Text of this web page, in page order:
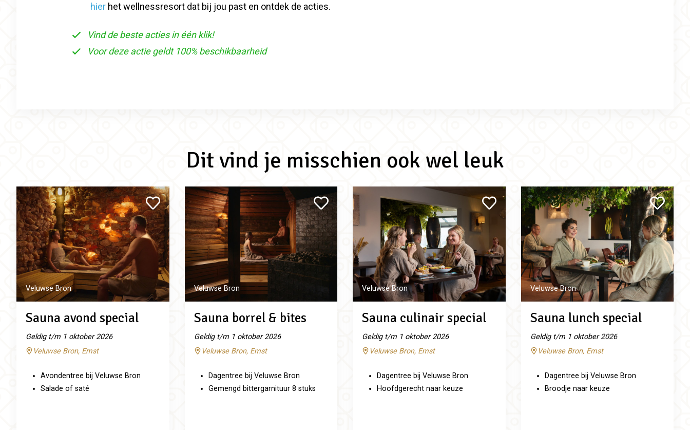
hier het wellnessresort dat bij jou past en ontdek de acties.
Vind de beste acties in één klik!
Voor deze actie geldt 100% beschikbaarheid
Dit vind je misschien ook wel leuk
Veluwse Bron
Sauna avond special
Geldig t/m 1 oktober 2026
Veluwse Bron, Emst
Avondentree bij Veluwse Bron
Salade of saté
Veluwse Bron
Sauna borrel & bites
Geldig t/m 1 oktober 2026
Veluwse Bron, Emst
Dagentree bij Veluwse Bron
Gemengd bittergarnituur 8 stuks
Veluwse Bron
Sauna culinair special
Geldig t/m 1 oktober 2026
Veluwse Bron, Emst
Dagentree bij Veluwse Bron
Hoofdgerecht naar keuze
Veluwse Bron
Sauna lunch special
Geldig t/m 1 oktober 2026
Veluwse Bron, Emst
Dagentree bij Veluwse Bron
Broodje naar keuze